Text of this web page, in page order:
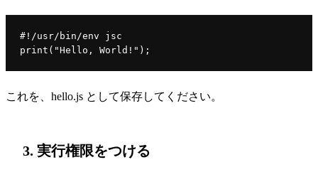
#!/usr/bin/env jsc
これを、hello.js として保存してください。
3. 実行権限をつける